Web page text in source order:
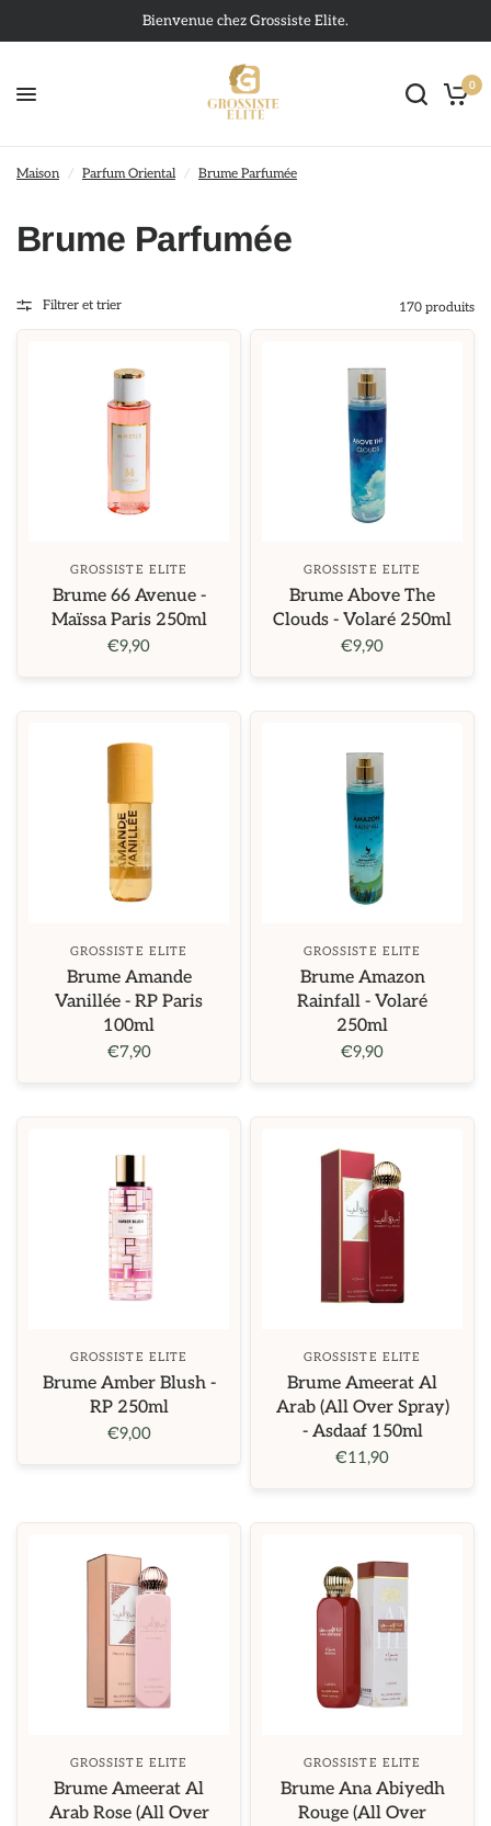
Bienvenue chez Grossiste Elite.
0
Maison / Parfum Oriental / Brume Parfumée
Brume Parfumée
Filtrer et trier 170 produits
GROSSISTE ELITE
Brume 66 Avenue -
Maïssa Paris 250ml
€9,90
GROSSISTE ELITE
Brume Above The
Clouds - Volaré 250ml
€9,90
GROSSISTE ELITE
Brume Amande
Vanillée - RP Paris
100ml
€7,90
GROSSISTE ELITE
Brume Amazon
Rainfall - Volaré
250ml
€9,90
GROSSISTE ELITE
Brume Amber Blush -
RP 250ml
€9,00
GROSSISTE ELITE
Brume Ameerat Al
Arab (All Over Spray)
- Asdaaf 150ml
€11,90
GROSSISTE ELITE
Brume Ameerat Al
Arab Rose (All Over
GROSSISTE ELITE
Brume Ana Abiyedh
Rouge (All Over